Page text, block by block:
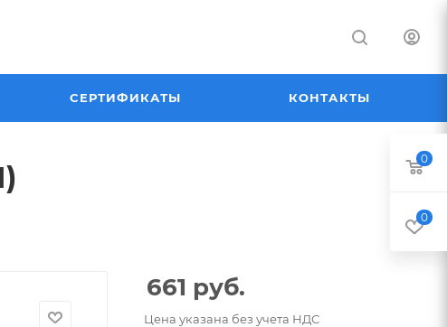
СЕРТИФИКАТЫ КОНТАКТЫ
661 руб.
Цена указана без учета НДС
0
0